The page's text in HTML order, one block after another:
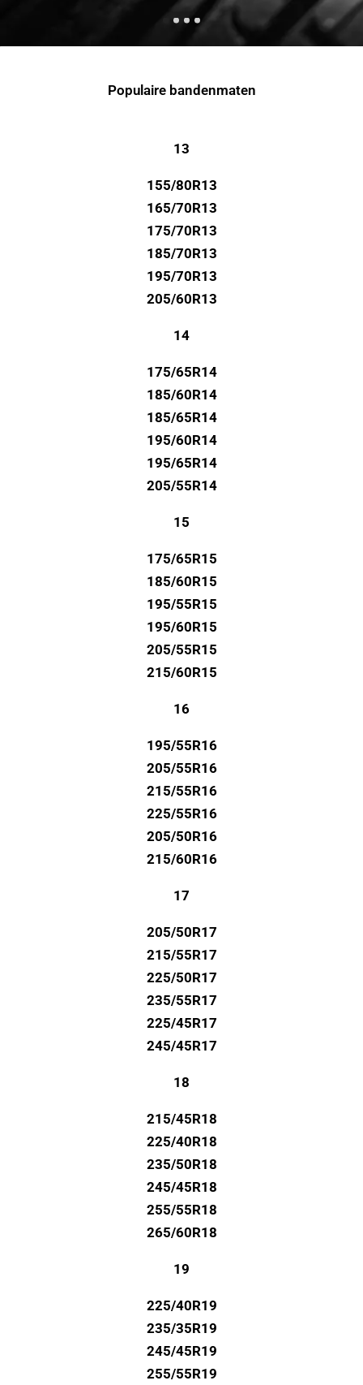
Populaire bandenmaten
13
155/80R13
165/70R13
175/70R13
185/70R13
195/70R13
205/60R13
14
175/65R14
185/60R14
185/65R14
195/60R14
195/65R14
205/55R14
15
175/65R15
185/60R15
195/55R15
195/60R15
205/55R15
215/60R15
16
195/55R16
205/55R16
215/55R16
225/55R16
205/50R16
215/60R16
17
205/50R17
215/55R17
225/50R17
235/55R17
225/45R17
245/45R17
18
215/45R18
225/40R18
235/50R18
245/45R18
255/55R18
265/60R18
19
225/40R19
235/35R19
245/45R19
255/55R19